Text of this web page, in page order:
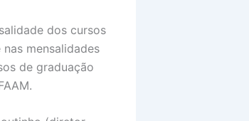
dos cursos
mensalidades
de graduação